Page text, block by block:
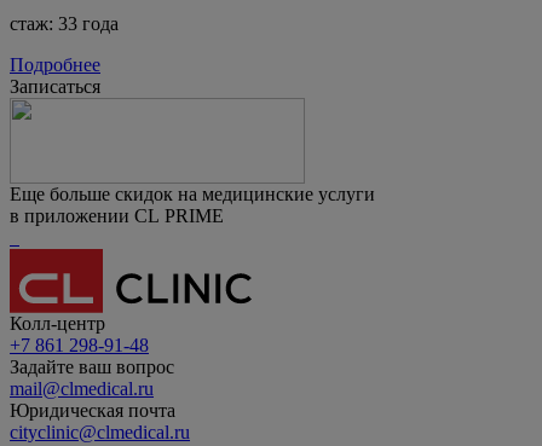
стаж: 33 года
Подробнее
Записаться
Еще больше скидок на медицинские услуги
в приложении CL PRIME
Колл-центр
+7 861 298-91-48
Задайте ваш вопрос
mail@clmedical.ru
Юридическая почта
cityclinic@clmedical.ru